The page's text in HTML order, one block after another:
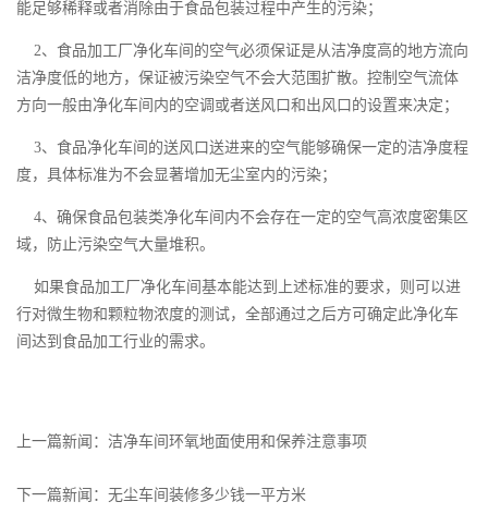
能足够稀释或者消除由于食品包装过程中产生的污染；
2、食品加工厂净化车间的空气必须保证是从洁净度高的地方流向
洁净度低的地方，保证被污染空气不会大范围扩散。控制空气流体
方向一般由净化车间内的空调或者送风口和出风口的设置来决定；
3、食品净化车间的送风口送进来的空气能够确保一定的洁净度程
度，具体标准为不会显著增加无尘室内的污染；
4、确保食品包装类净化车间内不会存在一定的空气高浓度密集区
域，防止污染空气大量堆积。
如果食品加工厂净化车间基本能达到上述标准的要求，则可以进
行对微生物和颗粒物浓度的测试，全部通过之后方可确定此净化车
间达到食品加工行业的需求。
上一篇新闻： 洁净车间环氧地面使用和保养注意事项
下一篇新闻： 无尘车间装修多少钱一平方米